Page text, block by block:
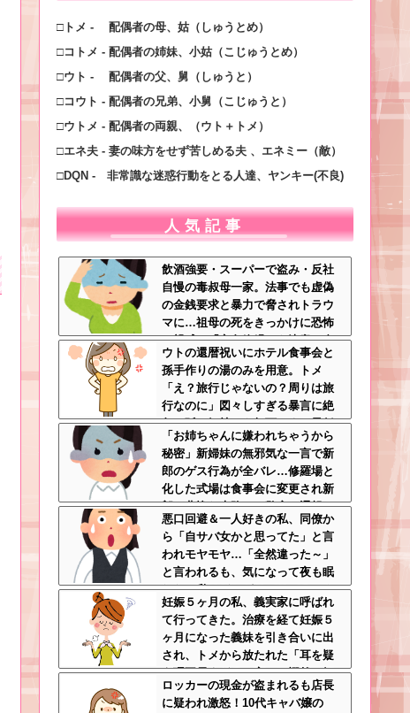
□トメ - 配偶者の母、姑（しゅうとめ）
□コトメ - 配偶者の姉妹、小姑（こじゅうとめ）
□ウト - 配偶者の父、舅（しゅうと）
□コウト - 配偶者の兄弟、小舅（こじゅうと）
□ウトメ - 配偶者の両親、（ウト＋トメ）
□エネ夫 - 妻の味方をせず苦しめる夫 、エネミー（敵）
□DQN - 非常識な迷惑行動をとる人達、ヤンキー(不良)
人気記事
飲酒強要・スーパーで盗み・反社
自慢の毒叔母一家。法事でも虚偽
の金銭要求と暴力で脅されトラウ
マに…祖母の死をきっかけに恐怖
の親戚と「永久絶縁」を決意←自
分の身の安全を最優先にして大正
解
ウトの還暦祝いにホテル食事会と
孫手作りの湯のみを用意。トメ
「え？旅行じゃないの？周りは旅
行なのに」図々しすぎる暴言に絶
句←孫の気持ちを無下にする最低
ババア
「お姉ちゃんに嫌われちゃうから
秘密」新婦妹の無邪気な一言で新
郎のゲス行為が全バレ…修羅場と
化した式場は食事会に変更され新
郎は悲惨な末路へ←警察に通報さ
れてもおかしくないレベル
悪口回避＆一人好きの私、同僚か
ら「自サバ女かと思ってた」と言
われモヤモヤ…「全然違った～」
と言われるも、気になって夜も眠
れない私はどこがサバサバ？←ネ
チネチ気にしてる時点で自サバじ
ゃない
妊娠５ヶ月の私、義実家に呼ばれ
て行ってきた。治療を経て妊娠５
ヶ月になった義妹を引き合いに出
され、トメから放たれた「耳を疑
う理不尽すぎる一言」に愕然←妊
娠時期の操作とか超能力者かよ
ロッカーの現金が盗まれるも店長
に疑われ激怒！10代キャバ嬢の